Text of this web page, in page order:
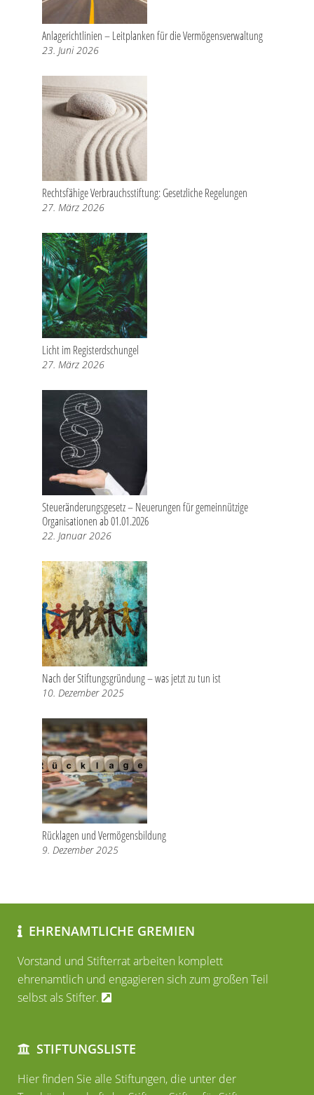
Anlagerichtlinien – Leitplanken für die Vermögensverwaltung
23. Juni 2026
Rechtsfähige Verbrauchsstiftung: Gesetzliche Regelungen
27. März 2026
Licht im Registerdschungel
27. März 2026
Steueränderungsgesetz – Neuerungen für gemeinnützige
Organisationen ab 01.01.2026
22. Januar 2026
Nach der Stiftungsgründung – was jetzt zu tun ist
10. Dezember 2025
Rücklagen und Vermögensbildung
9. Dezember 2025
EHRENAMTLICHE GREMIEN
Vorstand und Stifterrat arbeiten komplett
ehrenamtlich und engagieren sich zum großen Teil
selbst als Stifter.
STIFTUNGSLISTE
Hier finden Sie alle Stiftungen, die unter der